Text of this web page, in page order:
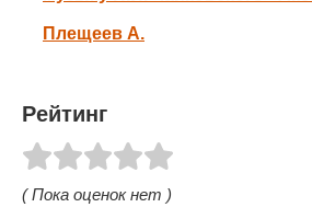
Плещеев А.
Рейтинг
( Пока оценок нет )